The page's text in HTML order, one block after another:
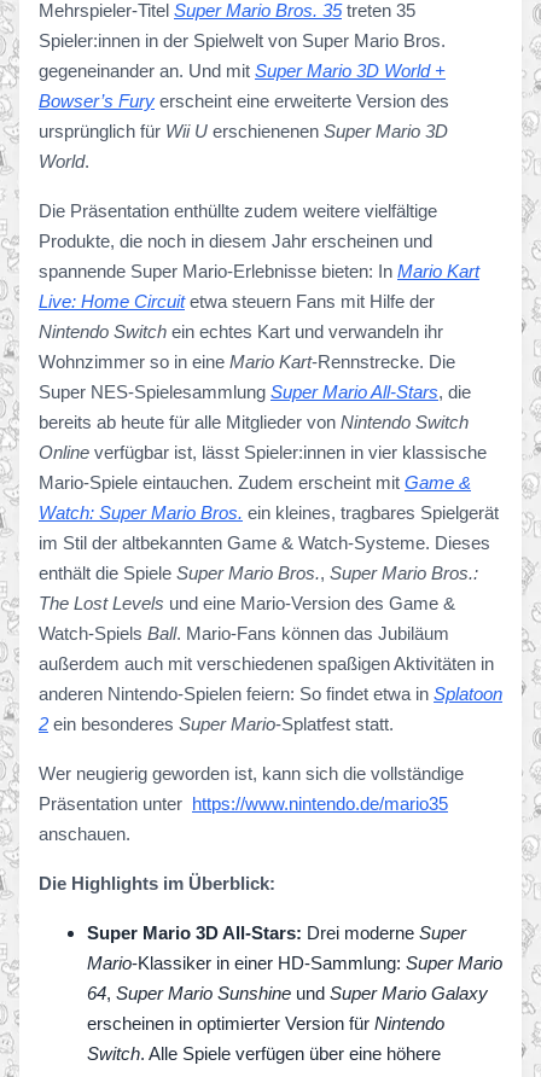
Mehrspieler-Titel Super Mario Bros. 35treten 35
Spieler:innen in der Spielwelt von Super Mario Bros.
gegeneinander an. Und mit Super Mario 3D World +
Bowser’s Fury erscheint eine erweiterte Version des
ursprünglich für Wii U erschienenen Super Mario 3D
World.
Die Präsentation enthüllte zudem weitere vielfältige
Produkte, die noch in diesem Jahr erscheinen und
spannende Super Mario-Erlebnisse bieten: In Mario Kart
Live: Home Circuitetwa steuern Fans mit Hilfe der
Nintendo Switch ein echtes Kart und verwandeln ihr
Wohnzimmer so in eine Mario Kart-Rennstrecke. Die
Super NES-Spielesammlung Super Mario All-Stars, die
bereits ab heute für alle Mitglieder von Nintendo Switch
Online verfügbar ist, lässt Spieler:innen in vier klassische
Mario-Spiele eintauchen. Zudem erscheint mit Game &
Watch: Super Mario Bros. ein kleines, tragbares Spielgerät
im Stil der altbekannten Game & Watch-Systeme. Dieses
enthält die Spiele Super Mario Bros., Super Mario Bros.:
The Lost Levels und eine Mario-Version des Game &
Watch-Spiels Ball. Mario-Fans können das Jubiläum
außerdem auch mit verschiedenen spaßigen Aktivitäten in
anderen Nintendo-Spielen feiern: So findet etwa in Splatoon
2 ein besonderes Super Mario-Splatfest statt.
Wer neugierig geworden ist, kann sich die vollständige
Präsentation unter https://www.nintendo.de/mario35
anschauen.
Die Highlights im Überblick:
Super Mario 3D All-Stars: Drei moderne Super
Mario-Klassiker in einer HD-Sammlung: Super Mario
64, Super Mario Sunshine und Super Mario Galaxy
erscheinen in optimierter Version für Nintendo
Switch. Alle Spiele verfügen über eine höhere